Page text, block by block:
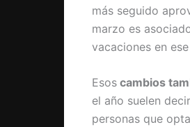
más seguido
marzo es
vacaciones en
Esos cambios
el año suelen
personas que